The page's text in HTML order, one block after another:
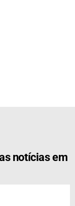
notícias em